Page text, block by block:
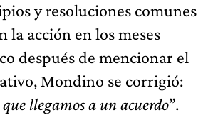
y resoluciones comunes
la acción en los meses
después de mencionar el
Mondino se corrigió:
llegamos a un acuerdo”.